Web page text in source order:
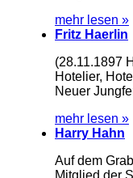
mehr lesen »
Fritz Haerlin
(28.11.1897
Hotelier,
Neuer
mehr lesen »
Harry Hahn
Auf dem
Mitglied der